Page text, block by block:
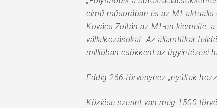
című műsorában és az M1 aktuális
Kovács Zoltán az M1-en kiemelte:
vállalkozásokat. Az államtitkár
millióban csökkent az ügyintézési
Eddig 266 törvényhez „nyúltak
Közlése szerint van még 1500